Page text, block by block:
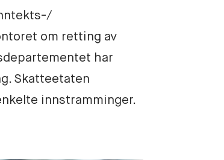
om retting av
har
Skatteetaten
innstramminger.